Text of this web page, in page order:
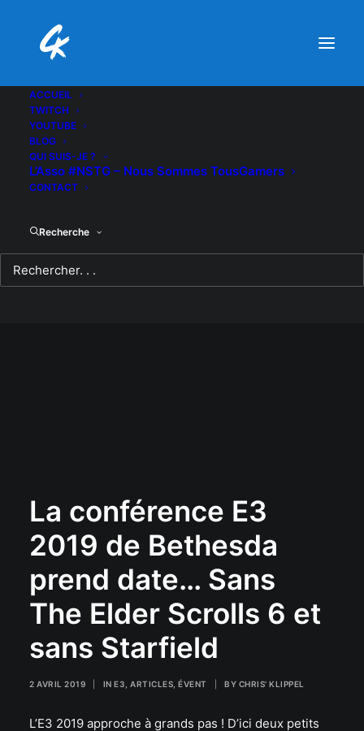
ACCUEIL
TWITCH
YOUTUBE
BLOG
QUI SUIS-JE ?
L’Asso #NSTG – Nous Sommes TousGamers
CONTACT
Recherche
La conférence E3
2019 de Bethesda
prend date… Sans
The Elder Scrolls 6 et
sans Starfield
2 AVRIL 2019 IN E3 ARTICLES ÉVENT BY CHRIS' KLIPPEL
L’E3 2019 approche à grands pas ! D’ici deux petits